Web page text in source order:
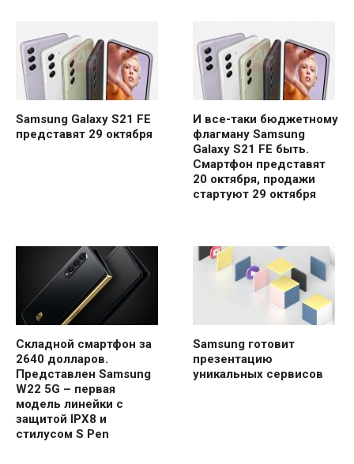
Samsung Galaxy S21 FE
представят 29 октября
И все-таки бюджетному
флагману Samsung
Galaxy S21 FE быть.
Смартфон представят
20 октября, продажи
стартуют 29 октября
Складной смартфон за
2640 долларов.
Представлен Samsung
W22 5G – первая
модель линейки с
защитой IPX8 и
стилусом S Pen
Samsung готовит
презентацию
уникальных сервисов